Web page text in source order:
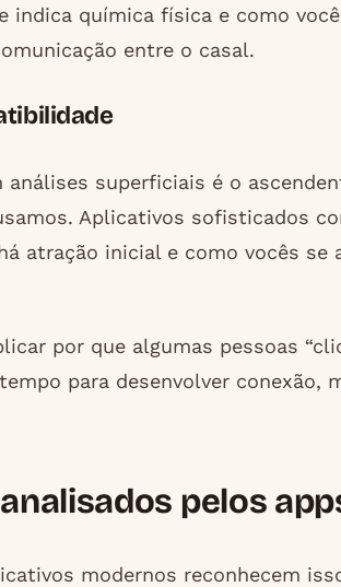
indica química física e como
entre o casal.
superficiais é o
Aplicativos sofisticados
atração inicial e como vocês se
por que algumas pessoas
para desenvolver conexão,
pelos
modernos reconhecem